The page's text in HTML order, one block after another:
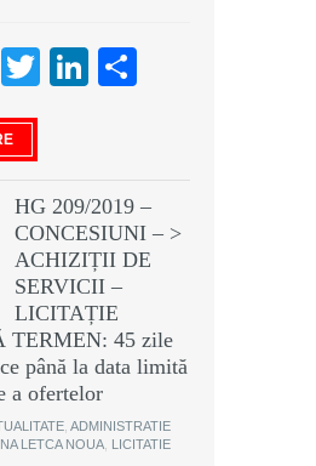
WhatsApp
TwitterLinkedIn
HG 209/2019 –
CONCESIUNI – >
ACHIZIȚII DE
SERVICII –
LICITAȚIE
TERMEN: 45 zile
până la data limită
a ofertelor
ADMINISTRATIE
LETCA NOUA LICITATIE